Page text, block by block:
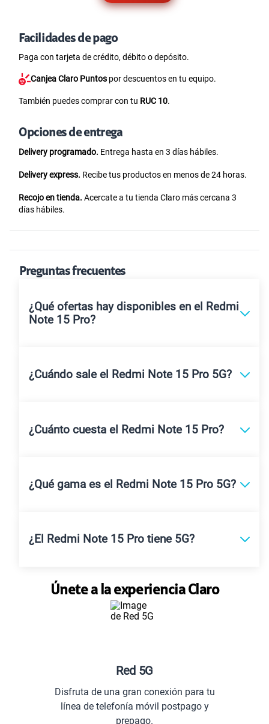
Facilidades de pago
Paga con tarjeta de crédito, débito o depósito.
Canjea Claro Puntos por descuentos en tu equipo.
También puedes comprar con tu RUC 10.
Opciones de entrega
Delivery programado. Entrega hasta en 3 días hábiles.
Delivery express. Recibe tus productos en menos de 24 horas.
Recojo en tienda. Acercate a tu tienda Claro más cercana 3
días hábiles.
Preguntas frecuentes
¿Qué ofertas hay disponibles en el Redmi
Note 15 Pro?
¿Cuándo sale el Redmi Note 15 Pro 5G?
¿Cuánto cuesta el Redmi Note 15 Pro?
¿Qué gama es el Redmi Note 15 Pro 5G?
¿El Redmi Note 15 Pro tiene 5G?
Únete a la experiencia Claro
Red 5G
Disfruta de una gran conexión para tu
línea de telefonía móvil postpago y
prepago.